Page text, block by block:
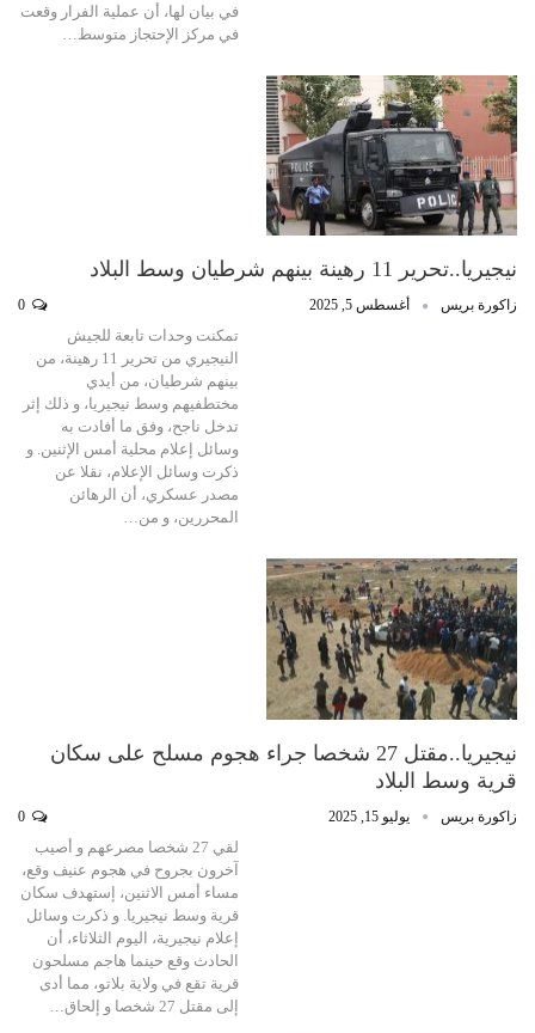
في بيان لها، أن عملية الفرار وقعت
في مركز الإحتجاز متوسط…
نيجيريا..تحرير 11 رهينة بينهم شرطيان وسط البلاد
زاكورة بريس أغسطس 5, 2025
تمكنت وحدات تابعة للجيش
النيجيري من تحرير 11 رهينة، من
بينهم شرطيان، من أيدي
مختطفيهم وسط نيجيريا، و ذلك إثر
تدخل ناجح، وفق ما أفادت به
وسائل إعلام محلية أمس الإثنين. و
ذكرت وسائل الإعلام، نقلا عن
مصدر عسكري، أن الرهائن
المحررين، و من…
نيجيريا..مقتل 27 شخصا جراء هجوم مسلح على سكان
قرية وسط البلاد
زاكورة بريس يوليو 15, 2025
لقي 27 شخصا مصرعهم و أصيب
آخرون بجروح في هجوم عنيف وقع،
مساء أمس الاثنين، إستهدف سكان
قرية وسط نيجيريا. و ذكرت وسائل
إعلام نيجيرية، اليوم الثلاثاء، أن
الحادث وقع حينما هاجم مسلحون
قرية تقع في ولاية بلاتو، مما أدى
إلى مقتل 27 شخصا و إلحاق…